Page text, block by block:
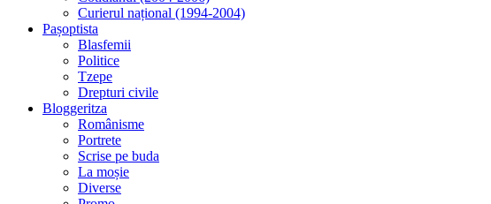
Curierul național (1994-2004)
Pașoptista
Blasfemii
Politice
Tzepe
Drepturi civile
Bloggeritza
Românisme
Portrete
Scrise pe buda
La moșie
Diverse